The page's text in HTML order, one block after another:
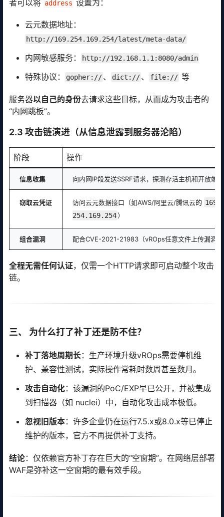
者可以将 address 设置为：
云元数据地址：
http://169.254.169.254/latest/meta-data/
内网敏感服务： http://192.168.1.1:8080/admin
特殊协议： gopher://、 dict://、 file:// 等
服务器以自己的身份去请求这些目标，从而成为攻击者的
“内网跳板”。
2.3 攻击链演进（从信息泄露到服务器沦陷）
阶段 操作
信息收集 向内网IP段发送SSRF请求，探测存活主机和开放端口
窃取云凭证 访问云元数据接口（如AWS/阿里云/腾讯云的 169.
254.169.254）
组合漏洞 配合CVE-2021-21983（vROps任意文件上传漏洞）
全程无需任何认证，仅需一个HTTP请求即可启动整个攻击
链。
三、 为什么打了补丁还是防不住？
补丁落地周期长：生产环境升级vROps需要停机维
护、兼容性测试，实际操作常耗时数周甚至数月。
攻击自动化：该漏洞的PoC/EXP早已公开，并被集成
到扫描器（如 nuclei）中，自动化攻击成本极低。
忽视旧版本：许多企业仍在运行7.5.x或8.0.x等已停止
维护的版本，官方不再提供补丁支持。
结论：仅依赖官方补丁存在巨大的“空窗期”。在网络层部署
WAF是弥补这一空窗期的最有效手段。